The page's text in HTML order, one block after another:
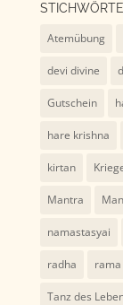
Atemübung
devi divine
Gutschein
hare krishna
kirtan
Mantra
namastasyai
radha rama
Tanz des